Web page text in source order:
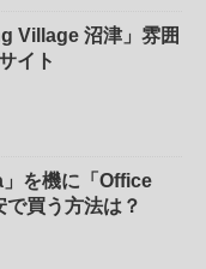
Village 沼津」雰囲
イト
を機に「Office
買う方法は？